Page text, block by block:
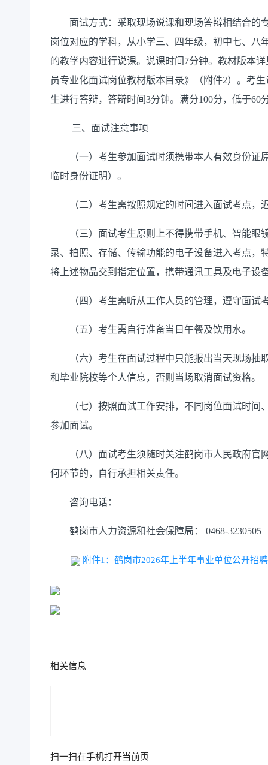
面试方式：采取现场说课和现场答辩相结合的
岗位对应的学科，从小学三、四年级，初中七、八
的教学内容进行说课。说课时间7分钟。教材版本
员专业化面试岗位教材版本目录》（附件2）。考
生进行答辩，答辩时间3分钟。满分100分，低于60
三、面试注意事项
（一）考生参加面试时须携带本人有效身份证
临时身份证明）。
（二）考生需按照规定的时间进入面试考点，
（三）面试考生原则上不得携带手机、智能眼
录、拍照、存储、传输功能的电子设备进入考点，
将上述物品交到指定位置，携带通讯工具及电子
（四）考生需听从工作人员的管理，遵守面试
（五）考生需自行准备当日午餐及饮用水。
（六）考生在面试过程中只能报出当天现场抽
和毕业院校等个人信息，否则当场取消面试资格。
（七）按照面试工作安排，不同岗位面试时间
参加面试。
（八）面试考生须随时关注鹤岗市人民政府官
何环节的，自行承担相关责任。
咨询电话：
鹤岗市人力资源和社会保障局： 0468-3230505
附件1：鹤岗市2026年上半年事业单位公开招
相关信息
扫一扫在手机打开当前页